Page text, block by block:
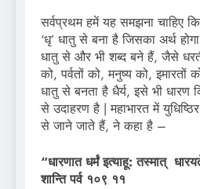
सर्वप्रथम हमें यह समझना चाहिए
‘धृ’ धातु से बना है जिसका अर्थ
धातु से और भी शब्द बने हैं, जैसे
को, पर्वतों को, मनुष्य को, इमारतों
धातु से बनता है धैर्य, इसे भी धारण
से उदाहरण है | महाभारत में
से जाने जाते हैं, ने कहा है –
“धारणात धर्मं इत्याहू: तस्मात्
शान्ति पर्व १०९ ११